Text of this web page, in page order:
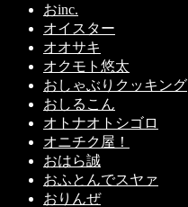
おinc.
オイスター
オオサキ
オクモト悠太
おしゃぶりクッキング
おしるこん
オトナオトシゴロ
オニチク屋！
おはら誠
おふとんでスヤァ
おりんぜ